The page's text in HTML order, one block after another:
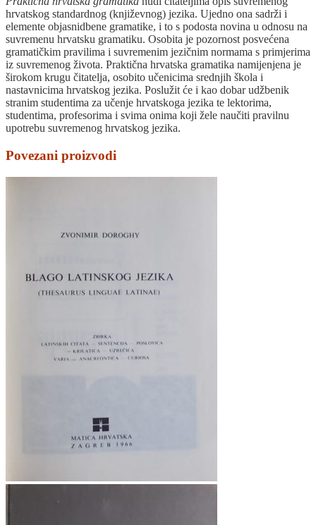
hrvatskog standardnog (književnog) jezika. Ujedno ona sadrži i
elemente objasnidbene gramatike, i to s podosta novina u odnosu na
suvremenu hrvatsku gramatiku. Osobita je pozornost posvećena
gramatičkim pravilima i suvremenim jezičnim normama s primjerima
iz suvremenog života. Praktična hrvatska gramatika namijenjena je
širokom krugu čitatelja, osobito učenicima srednjih škola i
nastavnicima hrvatskog jezika. Poslužit će i kao dobar udžbenik
stranim studentima za učenje hrvatskoga jezika te lektorima,
studentima, profesorima i svima onima koji žele naučiti pravilnu
upotrebu suvremenog hrvatskog jezika.
Povezani proizvodi